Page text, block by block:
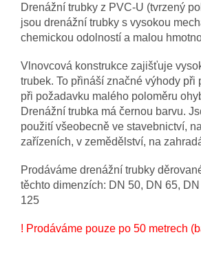
Drenážní trubky z PVC-U (tvrzený
jsou drenážní trubky s vysokou
chemickou odolností a malou
Vlnovcová konstrukce zajišťuje
trubek. To přináší značné výhody při
při požadavku malého poloměru
Drenážní trubka má černou barvu. J
použití všeobecně ve stavebnictví,
zařízeních, v zemědělství, na
Prodáváme drenážní trubky
těchto dimenzích: DN 50, DN 65,
125
! Prodáváme pouze po 50 metrech